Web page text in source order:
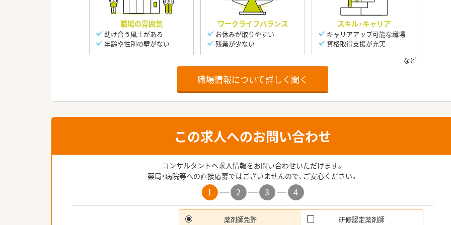
職場の雰囲気
助け合う風土がある
年齢や性別の壁がない
ワークライフバランス
お休みが取りやすい
残業が少ない
スキル・キャリア
キャリアアップ可能な職場
資格取得支援が充実
職場情報について詳しく聞く
この求人へのお問い合わせ
コンサルタントへ求人情報をお問い合わせいただけます。
薬局・病院等への直接応募ではございませんので、ご安心ください。
1 2 3 4
薬剤師免許 研修認定薬剤師